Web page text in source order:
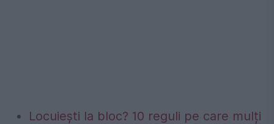
Locuiești la bloc? 10 reguli pe care mulți